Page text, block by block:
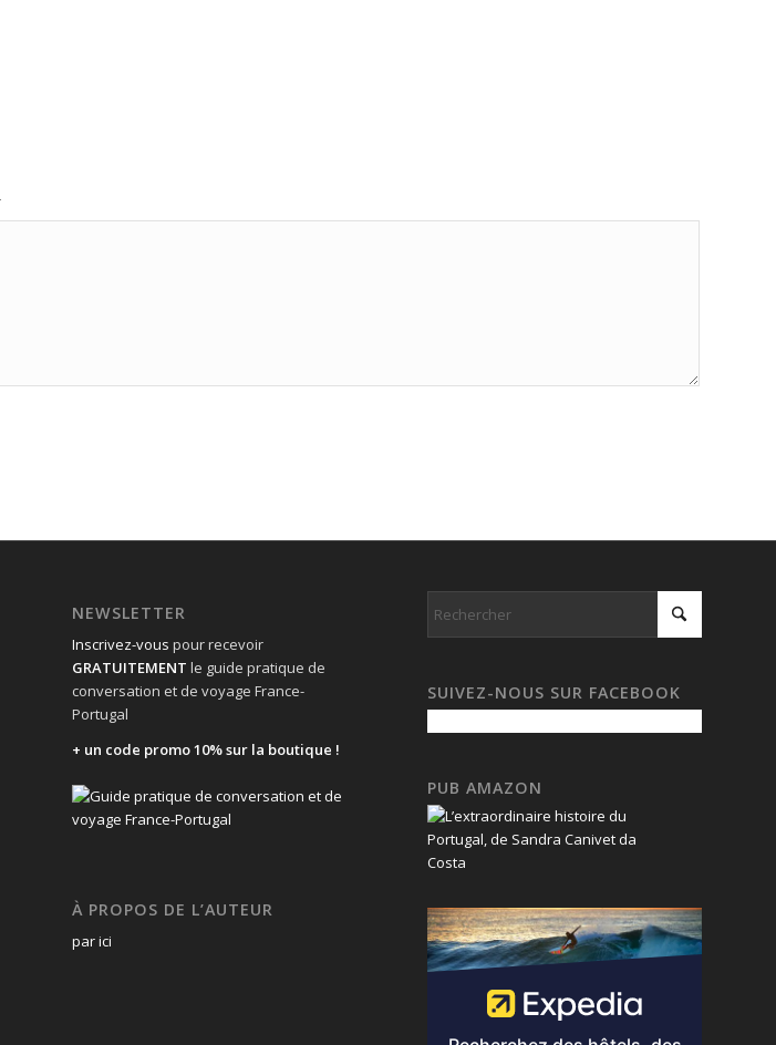
NEWSLETTER
Inscrivez-vous pour recevoir
GRATUITEMENT le guide pratique de
conversation et de voyage France-
Portugal
+ un code promo 10% sur la boutique !
À PROPOS DE L’AUTEUR
par ici
SUIVEZ-NOUS SUR FACEBOOK
PUB AMAZON